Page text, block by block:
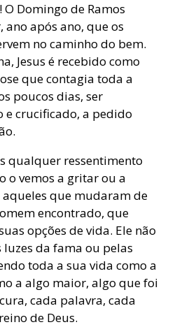
Domingo de Ramos
após ano, que os
no caminho do bem.
Jesus é recebido como
que contagia toda a
poucos dias, ser
crucificado, a pedido
qualquer ressentimento
o vemos a gritar ou a
que mudaram de
encontrado, que
opções de vida. Ele não
da fama ou pelas
toda a sua vida como a
a algo maior, algo que foi
cada palavra, cada
de Deus.